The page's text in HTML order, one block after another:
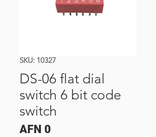
SKU: 10327
DS-06 flat dial
switch 6 bit code
switch
AFN 0Price